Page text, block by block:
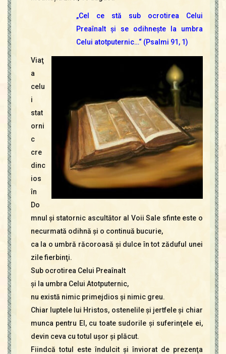
Icoane
Mărgăritare
Calendar
Glosar
Contact
„Cel ce stă sub ocrotirea Celui
Preaînalt şi se odihneşte la umbra
Celui atotputernic…“ (Psalmi 91, 1)
Viaţ
a
celu
i
stat
orni
c
cre
dinc
ios
în
Do
mnul şi statornic ascultător al Voii Sale sfinte este o
necurmată odihnă şi o continuă bucurie,
ca la o umbră răcoroasă şi dulce în tot zăduful unei
zile fierbinţi.
Sub ocrotirea Celui Preaînalt
şi la umbra Celui Atotputernic,
nu există nimic primejdios şi nimic greu.
Chiar luptele lui Hristos, ostenelile şi jertfele şi chiar
munca pentru El, cu toate sudorile şi suferinţele ei,
devin ceva cu totul uşor şi plăcut.
Fiindcă totul este îndulcit şi înviorat de prezenţa